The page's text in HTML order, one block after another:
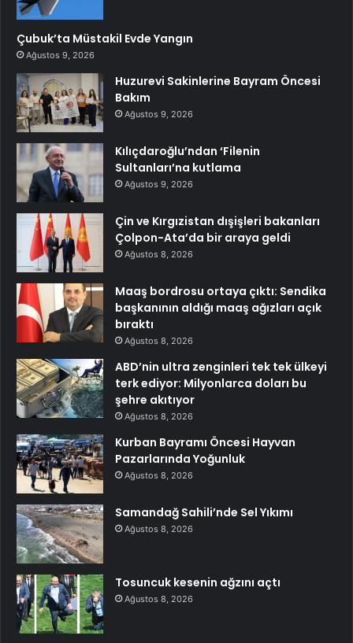
Çubuk’ta Müstakil Evde Yangın
Ağustos 9, 2026
Huzurevi Sakinlerine Bayram Öncesi
Bakım
Ağustos 9, 2026
Kılıçdaroğlu’ndan ‘Filenin
Sultanları’na kutlama
Ağustos 9, 2026
Çin ve Kırgızistan dışişleri bakanları
Çolpon-Ata’da bir araya geldi
Ağustos 8, 2026
Maaş bordrosu ortaya çıktı: Sendika
başkanının aldığı maaş ağızları açık
bıraktı
Ağustos 8, 2026
ABD’nin ultra zenginleri tek tek ülkeyi
terk ediyor: Milyonlarca doları bu
şehre akıtıyor
Ağustos 8, 2026
Kurban Bayramı Öncesi Hayvan
Pazarlarında Yoğunluk
Ağustos 8, 2026
Samandağ Sahili’nde Sel Yıkımı
Ağustos 8, 2026
Tosuncuk kesenin ağzını açtı
Ağustos 8, 2026